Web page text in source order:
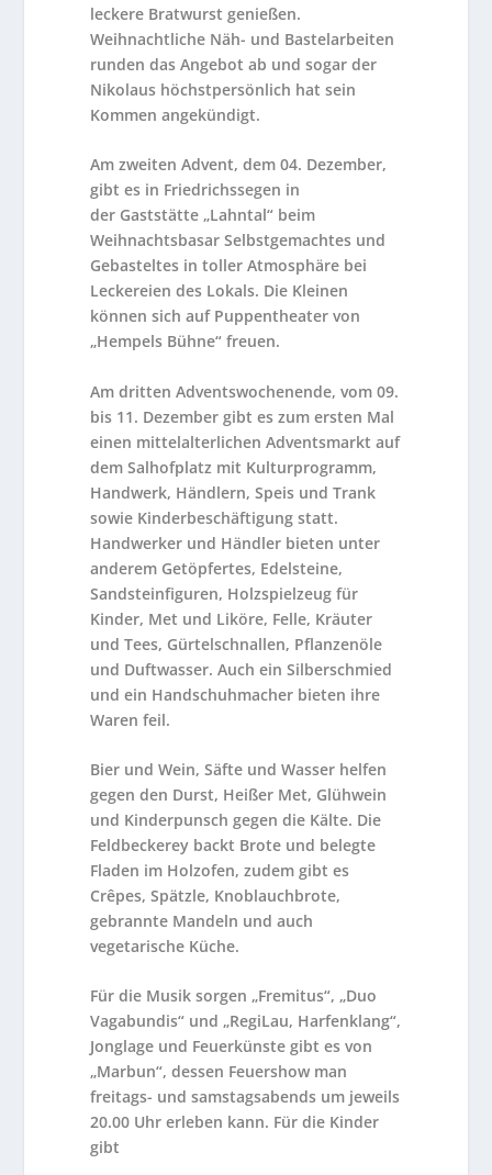
leckere Bratwurst genießen.
Weihnachtliche Näh- und Bastelarbeiten
runden das Angebot ab und sogar der
Nikolaus höchstpersönlich hat sein
Kommen angekündigt.
Am zweiten Advent, dem 04. Dezember,
gibt es in Friedrichssegen in
der Gaststätte „Lahntal“ beim
Weihnachtsbasar Selbstgemachtes und
Gebasteltes in toller Atmosphäre bei
Leckereien des Lokals. Die Kleinen
können sich auf Puppentheater von
„Hempels Bühne“ freuen.
Am dritten Adventswochenende, vom09.
bis 11. Dezember gibt es zum ersten Mal
einen mittelalterlichen Adventsmarkt auf
dem Salhofplatz mit Kulturprogramm,
Handwerk, Händlern, Speis und Trank
sowie Kinderbeschäftigung statt.
Handwerker und Händler bieten unter
anderem Getöpfertes, Edelsteine,
Sandsteinfiguren, Holzspielzeug für
Kinder, Met und Liköre, Felle, Kräuter
und Tees, Gürtelschnallen, Pflanzenöle
und Duftwasser. Auch ein Silberschmied
und ein Handschuhmacher bieten ihre
Waren feil.
Bier und Wein, Säfte und Wasser helfen
gegen den Durst, Heißer Met, Glühwein
und Kinderpunsch gegen die Kälte. Die
Feldbeckerey backt Brote und belegte
Fladen im Holzofen, zudem gibt es
Crêpes, Spätzle, Knoblauchbrote,
gebrannte Mandeln und auch
vegetarische Küche.
Für die Musik sorgen „Fremitus“, „Duo
Vagabundis“ und „RegiLau, Harfenklang“,
Jonglage und Feuerkünste gibt es von
„Marbun“, dessen Feuershow man
freitags- und samstagsabends um jeweils
20.00 Uhr erleben kann. Für die Kinder
gibt